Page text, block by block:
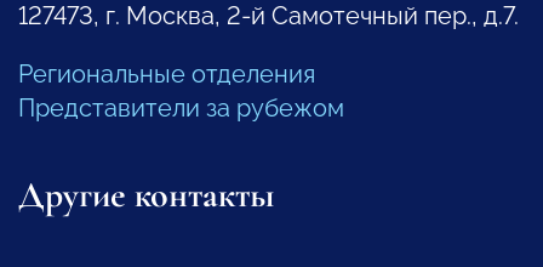
127473, г. Москва, 2-й Самотечный пер., д.7.
Региональные отделения
Представители за рубежом
Другие контакты